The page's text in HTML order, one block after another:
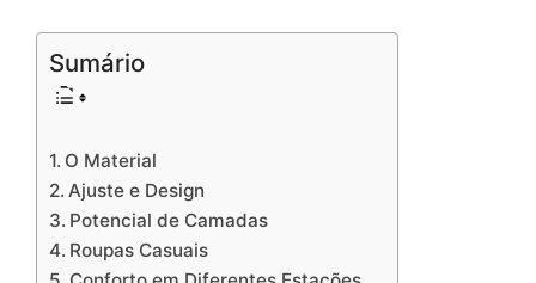
Sumário
O Material
Ajuste e Design
Potencial de Camadas
Roupas Casuais